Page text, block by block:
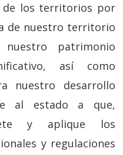
de los territorios por
de nuestro territorio
patrimonio
así como
nuestro desarrollo
al estado a que,
y aplique los
y regulaciones